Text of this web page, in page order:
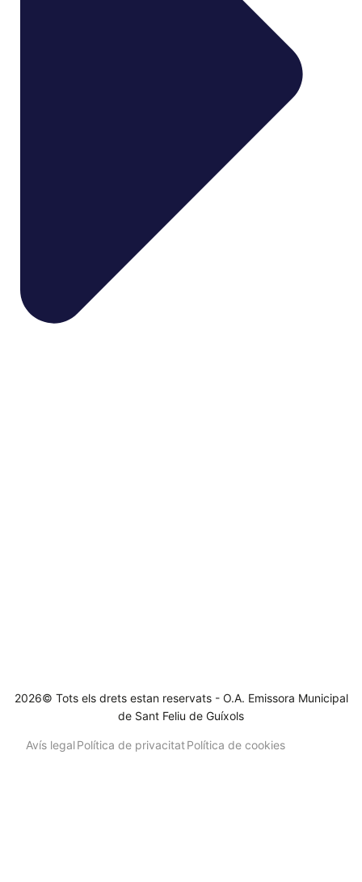
2026© Tots els drets estan reservats - O.A. Emissora Municipal
de Sant Feliu de Guíxols
Avís legalPolítica de privacitatPolítica de cookies